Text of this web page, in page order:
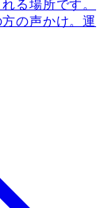
る場所です。
の声かけ。運